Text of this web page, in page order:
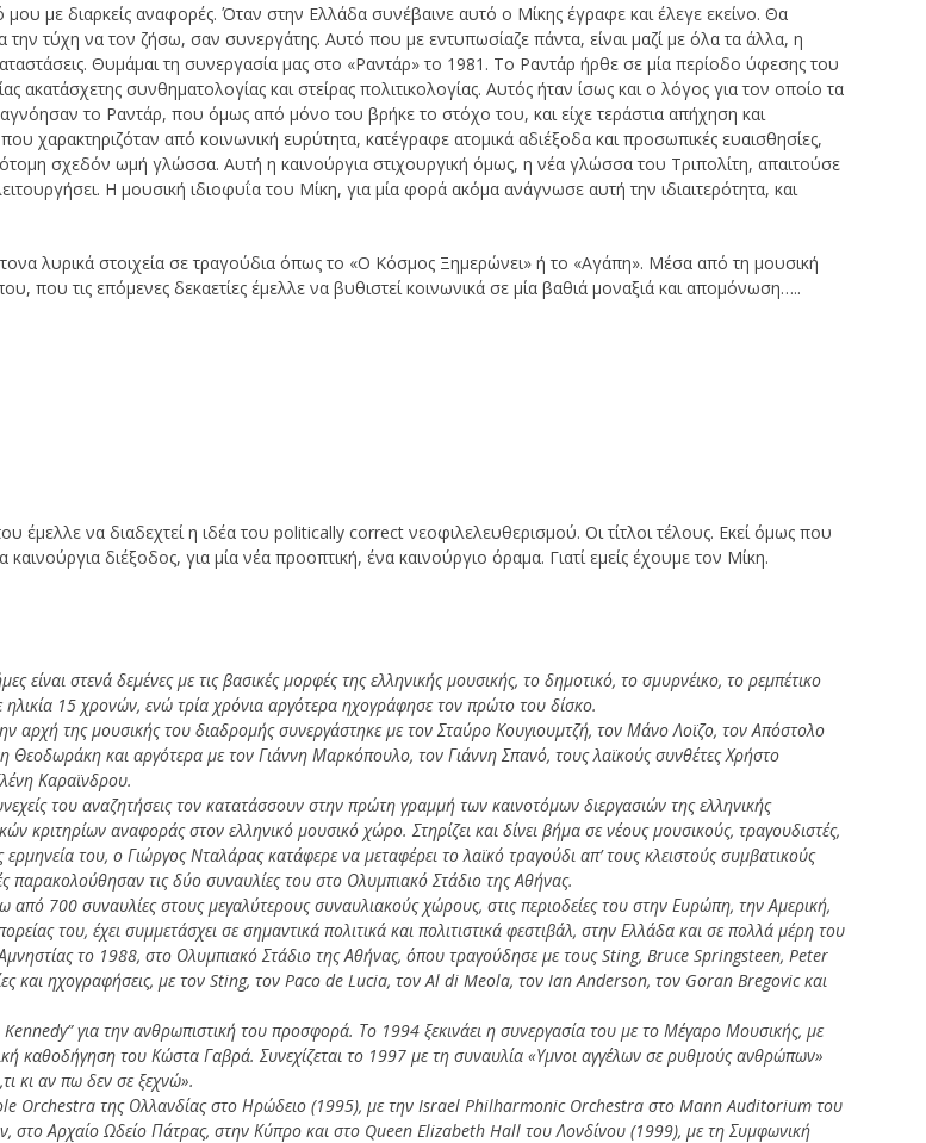
με διαρκείς αναφορές. Όταν στην Ελλάδα συνέβαινε αυτό ο Μίκης έγραφε και έλεγε εκείνο. Θα
τύχη να τον ζήσω, σαν συνεργάτης. Αυτό που με εντυπωσίαζε πάντα, είναι μαζί με όλα τα άλλα, η
Θυμάμαι τη συνεργασία μας στο «Ραντάρ» το 1981. Το Ραντάρ ήρθε σε μία περίοδο ύφεσης του
συνθηματολογίας και στείρας πολιτικολογίας. Αυτός ήταν ίσως και ο λόγος για τον οποίο τα
το Ραντάρ, που όμως από μόνο του βρήκε το στόχο του, και είχε τεράστια απήχηση και
χαρακτηριζόταν από κοινωνική ευρύτητα, κατέγραφε ατομικά αδιέξοδα και προσωπικές ευαισθησίες,
σχεδόν ωμή γλώσσα. Αυτή η καινούργια στιχουργική όμως, η νέα γλώσσα του Τριπολίτη, απαιτούσε
Η μουσική ιδιοφυΐα του Μίκη, για μία φορά ακόμα ανάγνωσε αυτή την ιδιαιτερότητα, και
λυρικά στοιχεία σε τραγούδια όπως το «Ο Κόσμος Ξημερώνει» ή το «Αγάπη». Μέσα από τη μουσική
τις επόμενες δεκαετίες έμελλε να βυθιστεί κοινωνικά σε μία βαθιά μοναξιά και απομόνωση…..
έμελλε να διαδεχτεί η ιδέα του politically correct νεοφιλελευθερισμού. Οι τίτλοι τέλους. Εκεί όμως που
διέξοδος, για μία νέα προοπτική, ένα καινούργιο όραμα. Γιατί εμείς έχουμε τον Μίκη.
είναι στενά δεμένες με τις βασικές μορφές της ελληνικής μουσικής, το δημοτικό, το σμυρνέικο, το ρεμπέτικο
15 χρονών, ενώ τρία χρόνια αργότερα ηχογράφησε τον πρώτο του δίσκο.
αρχή της μουσικής του διαδρομής συνεργάστηκε με τον Σταύρο Κουγιουμτζή, τον Μάνο Λοϊζο, τον Απόστολο
και αργότερα με τον Γιάννη Μαρκόπουλο, τον Γιάννη Σπανό, τους λαϊκούς συνθέτες Χρήστο
Καραϊνδρου.
του αναζητήσεις τον κατατάσσουν στην πρώτη γραμμή των καινοτόμων διεργασιών της ελληνικής
κριτηρίων αναφοράς στον ελληνικό μουσικό χώρο. Στηρίζει και δίνει βήμα σε νέους μουσικούς, τραγουδιστές,
του, ο Γιώργος Νταλάρας κατάφερε να μεταφέρει το λαϊκό τραγούδι απ’ τους κλειστούς συμβατικούς
τις δύο συναυλίες του στο Ολυμπιακό Στάδιο της Αθήνας.
700 συναυλίες στους μεγαλύτερους συναυλιακούς χώρους, στις περιοδείες του στην Ευρώπη, την Αμερική,
του, έχει συμμετάσχει σε σημαντικά πολιτικά και πολιτιστικά φεστιβάλ, στην Ελλάδα και σε πολλά μέρη του
το 1988, στο Ολυμπιακό Στάδιο της Αθήνας, όπου τραγούδησε με τους Sting, Bruce Springsteen, Peter
και ηχογραφήσεις, με τον Sting, τον Paco de Lucia, τoν Al di Meola, τoν Ian Anderson, τoν Goran Bregovic και
για την ανθρωπιστική του προσφορά. Το 1994 ξεκινάει η συνεργασία του με το Μέγαρο Μουσικής, με
καθοδήγηση του Κώστα Γαβρά. Συνεχίζεται το 1997 με τη συναυλία «Υμνοι αγγέλων σε ρυθμούς ανθρώπων»
κι αν πω δεν σε ξεχνώ».
Orchestra της Ολλανδίας στο Ηρώδειο (1995), με την Israel Philharmonic Orchestra στο Mann Auditorium του
Αρχαίο Ωδείο Πάτρας, στην Κύπρο και στο Queen Elizabeth Hall του Λονδίνου (1999), με τη Συμφωνική